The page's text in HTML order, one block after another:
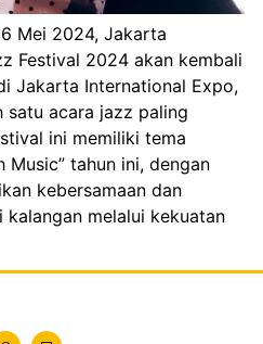
Mei 2024, Jakarta
Festival 2024 akan kembali
Jakarta International Expo,
satu acara jazz paling
ini memiliki tema
Music” tahun ini, dengan
kebersamaan dan
melalui kekuatan